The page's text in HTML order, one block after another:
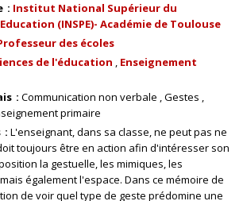
Institut National Supérieur du
(INSPE)- Académie de Toulouse
Professeur des écoles
de l'éducation
Enseignement
Communication non verbale Gestes
primaire
L'enseignant, dans sa classe, ne peut pas ne
toujours être en action afin d'intéresser son
la gestuelle, les mimiques, les
également l'espace. Dans ce mémoire de
de voir quel type de geste prédomine une